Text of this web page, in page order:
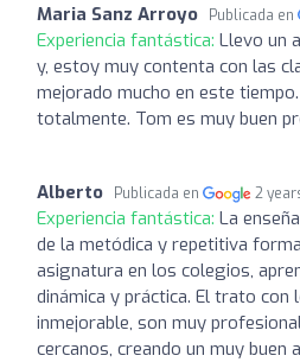
Maria Sanz Arroyo Publicada en
Experiencia fantástica: Llevo un
y, estoy muy contenta con las
mejorado mucho en este
totalmente. Tom es muy buen
Alberto Publicada en 2
Experiencia fantástica: La
de la metódica y repetitiva
asignatura en los colegios,
dinámica y práctica. El trato
inmejorable, son muy
cercanos, creando un muy buen